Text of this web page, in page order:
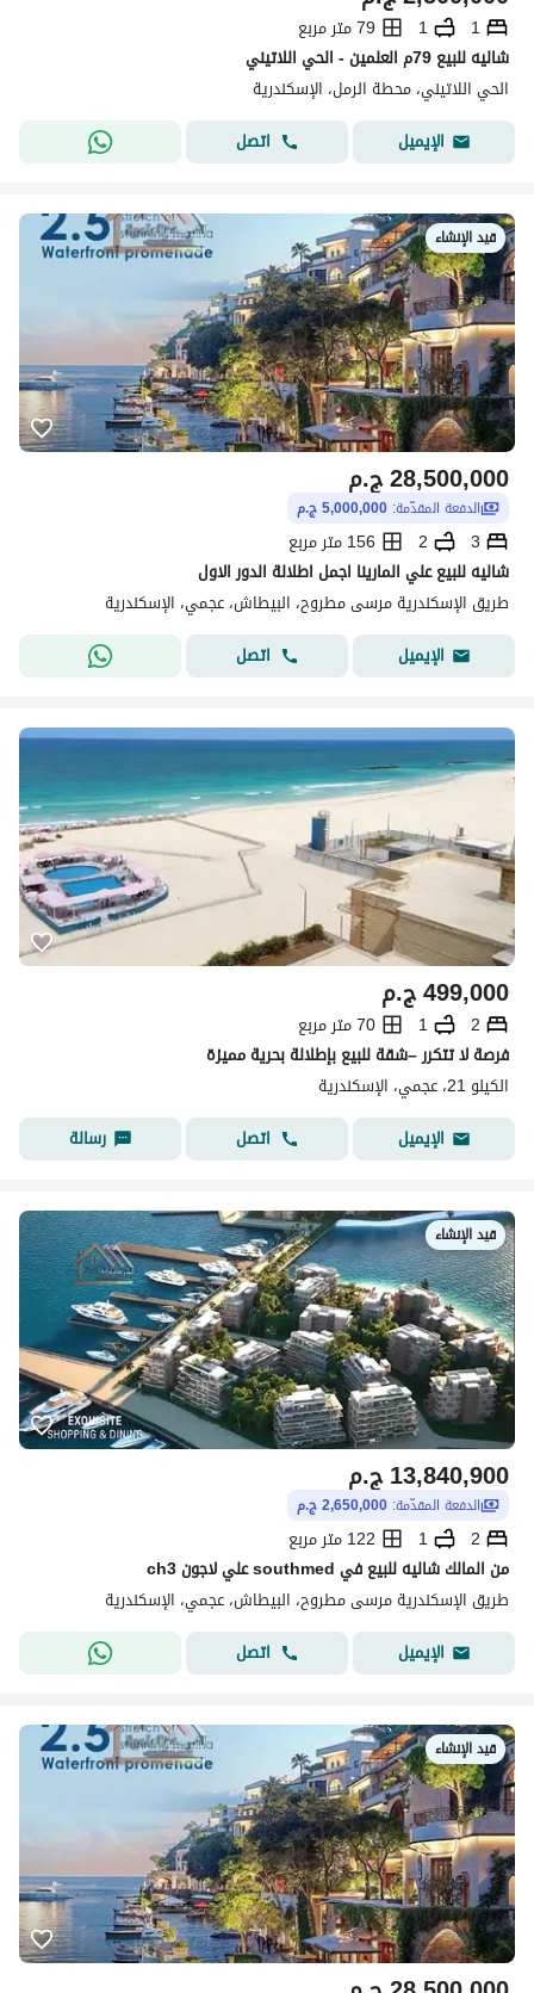
1
1
79 متر مربع
شاليه للبيع 79م العلمين - الحي اللاتيني
الحي اللاتيني، محطة الرمل، الإسكندرية
الإيميل
اتصل
قيد الإنشاء
ج.م28,500,000
الدفعة المقدّمة: 5,000,000 ج.م
3
2
156 متر مربع
شاليه للبيع علي المارينا اجمل اطلالة الدور الاول
طريق الإسكندرية مرسى مطروح، البيطاش، عجمي، الإسكندرية
الإيميل
اتصل
ج.م499,000
2
1
70 متر مربع
فرصة لا تتكرر –شقة للبيع بإطلالة بحرية مميزة
الكيلو 21، عجمي، الإسكندرية
الإيميل
اتصل رسالة
قيد الإنشاء
ج.م13,840,900
الدفعة المقدّمة: 2,650,000 ج.م
2
1
122 متر مربع
من المالك شاليه للبيع في southmed علي لاجون ch3
طريق الإسكندرية مرسى مطروح، البيطاش، عجمي، الإسكندرية
الإيميل
اتصل
قيد الإنشاء